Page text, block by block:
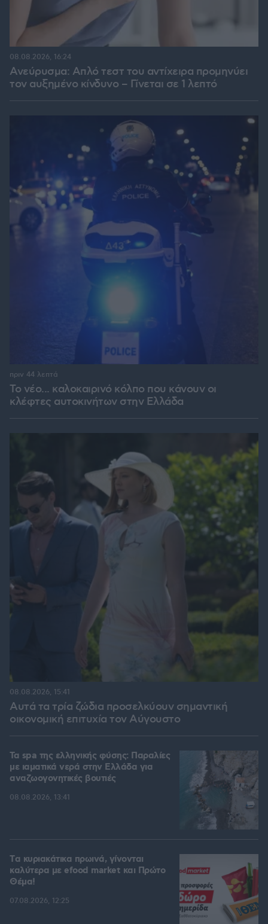
Ανεύρυσμα: Απλό τεστ του αντίχειρα προμηνύει
τον αυξημένο κίνδυνο – Γίνεται σε 1 λεπτό
08.08.2026, 16:24
Το νέο... καλοκαιρινό κόλπο που κάνουν οι
κλέφτες αυτοκινήτων στην Ελλάδα
πριν 44 λεπτά
Αυτά τα τρία ζώδια προσελκύουν σημαντική
οικονομική επιτυχία τον Αύγουστο
08.08.2026, 15:41
Τα spa της ελληνικής φύσης: Παραλίες
με ιαματικά νερά στην Ελλάδα για
αναζωογονητικές βουτιές
08.08.2026, 13:41
Tα κυριακάτικα πρωινά, γίνονται
καλύτερα με efood market και Πρώτο
Θέμα!
07.08.2026, 12:25